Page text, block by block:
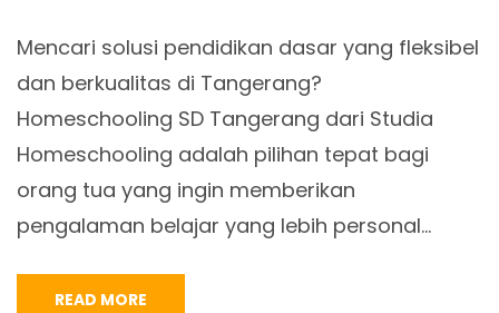
Mencari solusi pendidikan dasar yang fleksibel
dan berkualitas di Tangerang?
Homeschooling SD Tangerang dari Studia
Homeschooling adalah pilihan tepat bagi
orang tua yang ingin memberikan
pengalaman belajar yang lebih personal…
READ MORE